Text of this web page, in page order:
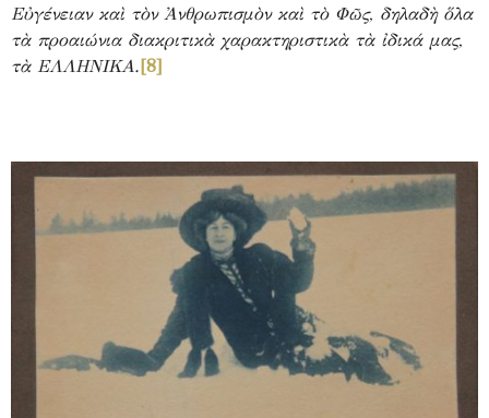
Εὐγένειαν καὶ τὸν Ἀνθρωπισμὸν καὶ τὸ Φῶς, δηλαδὴ ὅλα
τὰ προαιώνια διακριτικὰ χαρακτηριστικὰ τὰ ἰδικά μας,
τὰ ΕΛΛΗΝΙΚΑ. [8]